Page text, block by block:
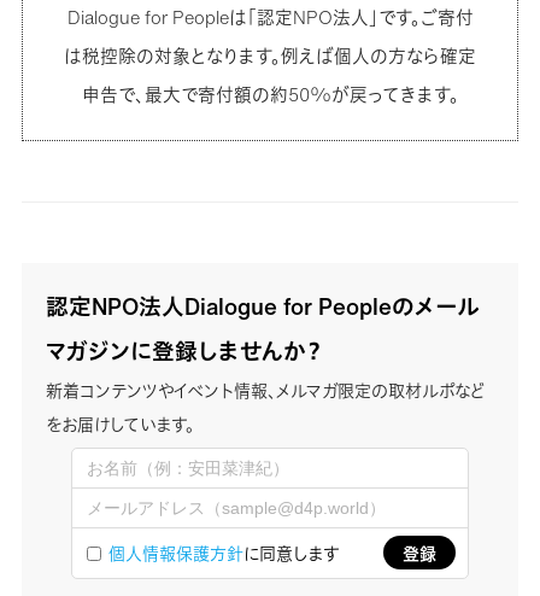
Dialogue for Peopleは「認定NPO法人」です。ご寄付
は税控除の対象となります。例えば個人の方なら確定
申告で、最大で寄付額の約50%が戻ってきます。
認定NPO法人Dialogue for Peopleのメール
マガジンに登録しませんか？
新着コンテンツやイベント情報、メルマガ限定の取材ルポなど
をお届けしています。
個人情報保護方針に同意します